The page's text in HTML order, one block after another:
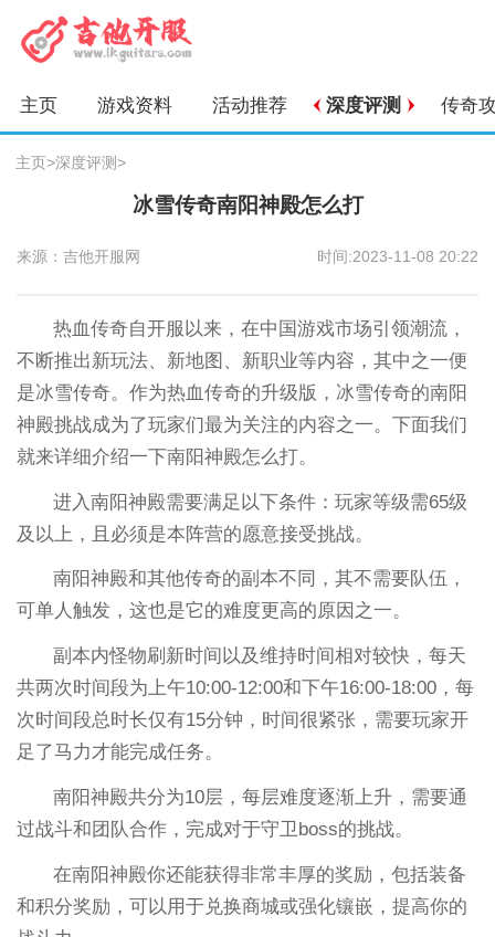
主页 游戏资料 活动推荐 深度评测 传奇
主页>深度评测>
冰雪传奇南阳神殿怎么打
来源：吉他开服网 时间:2023-11-08 20:22
热血传奇自开服以来，在中国游戏市场引领潮流，
不断推出新玩法、新地图、新职业等内容，其中之一便
是冰雪传奇。作为热血传奇的升级版，冰雪传奇的南阳
神殿挑战成为了玩家们最为关注的内容之一。下面我们
就来详细介绍一下南阳神殿怎么打。
进入南阳神殿需要满足以下条件：玩家等级需65级
及以上，且必须是本阵营的愿意接受挑战。
南阳神殿和其他传奇的副本不同，其不需要队伍，
可单人触发，这也是它的难度更高的原因之一。
副本内怪物刷新时间以及维持时间相对较快，每天
共两次时间段为上午10:00-12:00和下午16:00-18:00，每
次时间段总时长仅有15分钟，时间很紧张，需要玩家开
足了马力才能完成任务。
南阳神殿共分为10层，每层难度逐渐上升，需要通
过战斗和团队合作，完成对于守卫boss的挑战。
在南阳神殿你还能获得非常丰厚的奖励，包括装备
和积分奖励，可以用于兑换商城或强化镶嵌，提高你的